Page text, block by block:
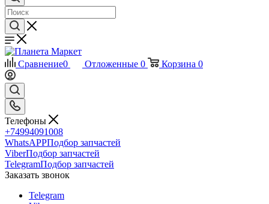
Сравнение0 Отложенные 0 Корзина 0
Телефоны
+74994091008
WhatsAPPПодбор запчастей
ViberПодбор запчастей
TelegramПодбор запчастей
Заказать звонок
Telegram